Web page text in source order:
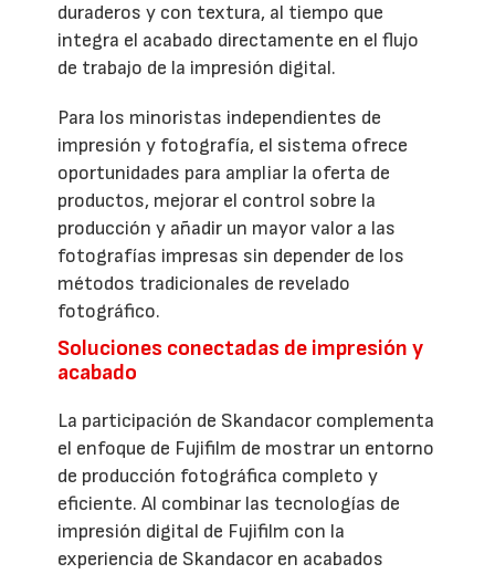
duraderos y con textura, al tiempo que
integra el acabado directamente en el flujo
de trabajo de la impresión digital.
Para los minoristas independientes de
impresión y fotografía, el sistema ofrece
oportunidades para ampliar la oferta de
productos, mejorar el control sobre la
producción y añadir un mayor valor a las
fotografías impresas sin depender de los
métodos tradicionales de revelado
fotográfico.
Soluciones conectadas de impresión y
acabado
La participación de Skandacor complementa
el enfoque de Fujifilm de mostrar un entorno
de producción fotográfica completo y
eficiente. Al combinar las tecnologías de
impresión digital de Fujifilm con la
experiencia de Skandacor en acabados